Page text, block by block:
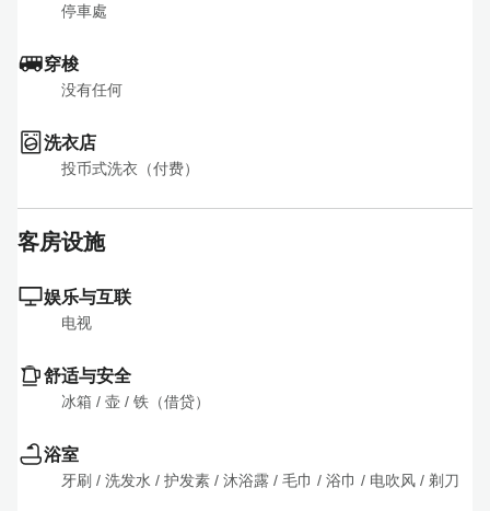
停車處
穿梭
没有任何
洗衣店
投币式洗衣（付费）
客房设施
娱乐与互联
电视
舒适与安全
冰箱 / 壶 / 铁（借贷）
浴室
牙刷 / 洗发水 / 护发素 / 沐浴露 / 毛巾 / 浴巾 / 电吹风 / 剃刀